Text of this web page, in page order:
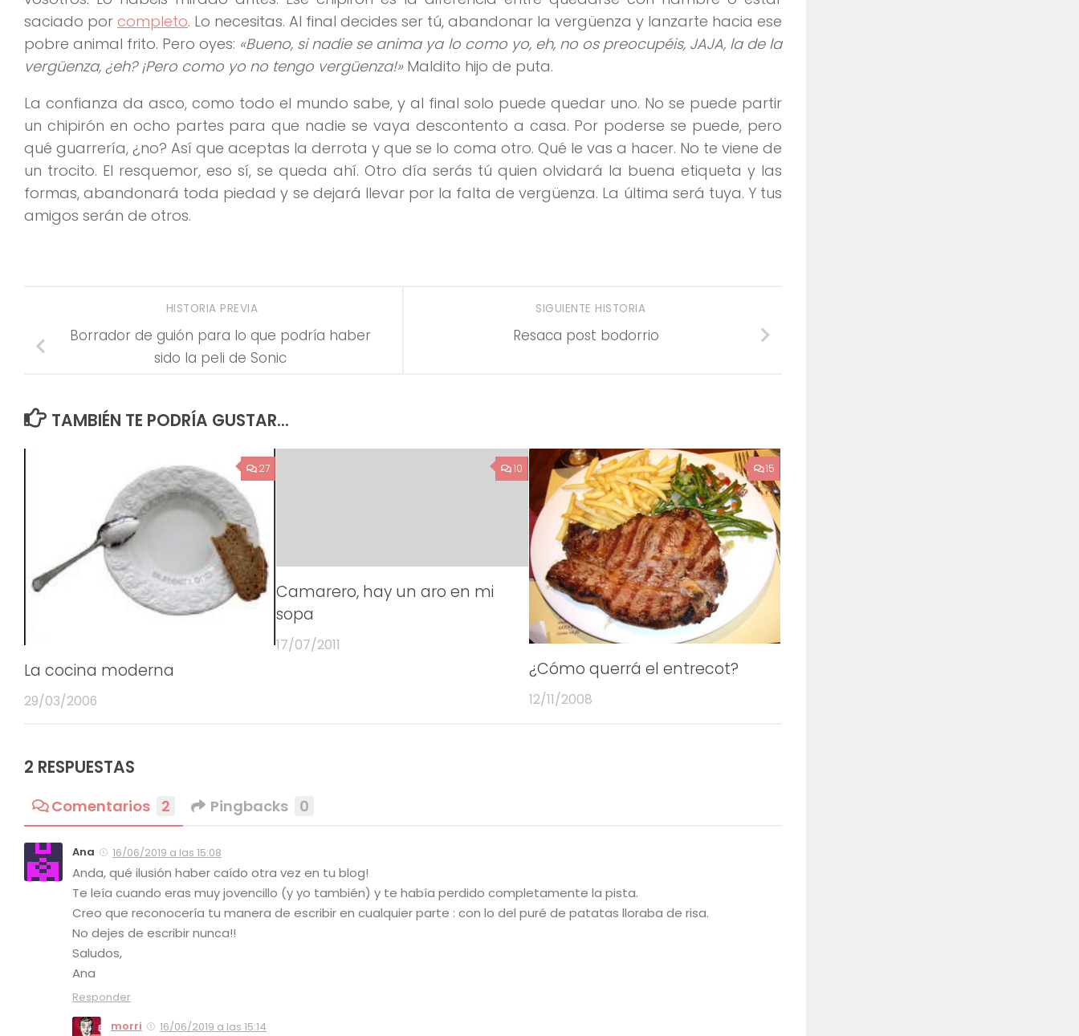
saciado por completo. Lo necesitas. Al final decides ser tú, abandonar la vergüenza y lanzarte hacia ese
pobre animal frito. Pero oyes: «Bueno, si nadie se anima ya lo como yo, eh, no os preocupéis, JAJA, la de la
vergüenza, ¿eh? ¡Pero como yo no tengo vergüenza!»Maldito hijo de puta.
La confianza da asco, como todo el mundo sabe, y al final solo puede quedar uno. No se puede partir
un chipirón en ocho partes para que nadie se vaya descontento a casa. Por poderse se puede, pero
qué guarrería, ¿no? Así que aceptas la derrota y que se lo coma otro. Qué le vas a hacer. No te viene de
un trocito. El resquemor, eso sí, se queda ahí. Otro día serás tú quien olvidará la buena etiqueta y las
formas, abandonará toda piedad y se dejará llevar por la falta de vergüenza. La última será tuya. Y tus
amigos serán de otros.
SIGUIENTE HISTORIA
Resaca post bodorrio
HISTORIA PREVIA
Borrador de guión para lo que podría haber
sido la peli de Sonic
TAMBIÉN TE PODRÍA GUSTAR...
27
La cocina moderna
29/03/2006
10
Camarero, hay un aro en mi
sopa
17/07/2011
15
¿Cómo querrá el entrecot?
12/11/2008
2 RESPUESTAS
Comentarios 2 Pingbacks 0
Ana 16/06/2019 a las 15:08
Anda, qué ilusión haber caído otra vez en tu blog!
Te leía cuando eras muy jovencillo (y yo también) y te había perdido completamente la pista.
Creo que reconocería tu manera de escribir en cualquier parte : con lo del puré de patatas lloraba de risa.
No dejes de escribir nunca!!
Saludos,
Ana
Responder
morri
16/06/2019 a las 15:14